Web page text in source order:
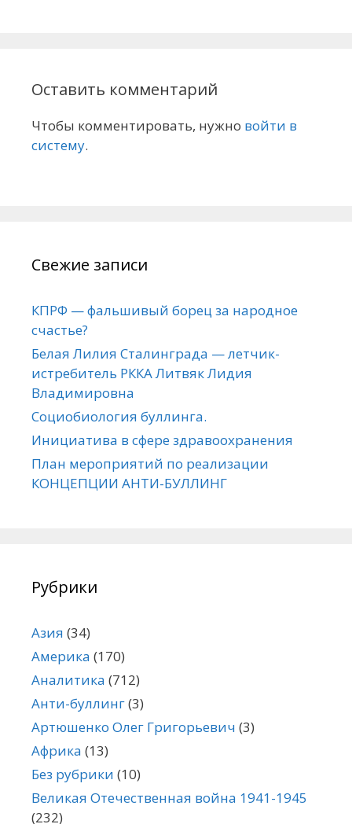
Оставить комментарий
Чтобы комментировать, нужно войти в
систему.
Свежие записи
КПРФ — фальшивый борец за народное
счастье?
Белая Лилия Сталинграда — летчик-
истребитель РККА Литвяк Лидия
Владимировна
Социобиология буллинга.
Инициатива в сфере здравоохранения
План мероприятий по реализации
КОНЦЕПЦИИ АНТИ-БУЛЛИНГ
Рубрики
Азия (34)
Америка (170)
Аналитика (712)
Анти-буллинг(3)
Артюшенко Олег Григорьевич (3)
Африка (13)
Без рубрики (10)
Великая Отечественная война 1941-1945
(232)